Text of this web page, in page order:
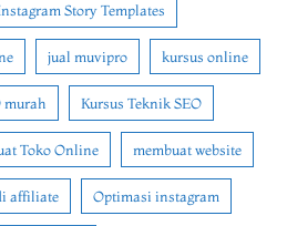
Story Templates
jual muvipro kursus online
murah Kursus Teknik SEO
Toko Online membuat website
affiliate Optimasi instagram